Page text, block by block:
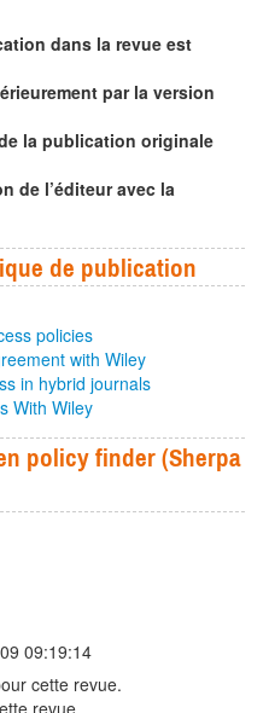
dans la revue est
par la version
la publication originale
de l’éditeur avec la
de publication
policies
with Wiley
in hybrid journals
With Wiley
policy finder (Sherpa
09:19:14
cette revue.